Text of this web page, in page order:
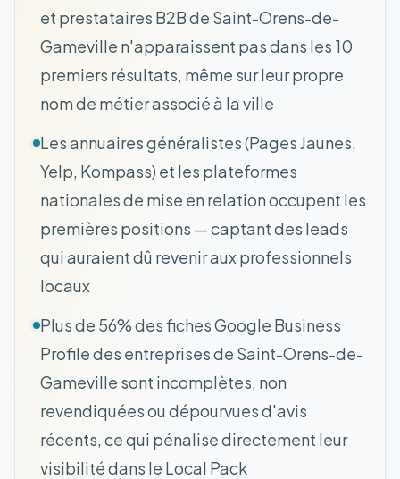
et prestataires B2B de Saint-Orens-de-
Gameville n'apparaissent pas dans les 10
premiers résultats, même sur leur propre
nom de métier associé à la ville
Les annuaires généralistes (Pages Jaunes,
Yelp, Kompass) et les plateformes
nationales de mise en relation occupent les
premières positions — captant des leads
qui auraient dû revenir aux professionnels
locaux
Plus de 56% des fiches Google Business
Profile des entreprises de Saint-Orens-de-
Gameville sont incomplètes, non
revendiquées ou dépourvues d'avis
récents, ce qui pénalise directement leur
visibilité dans le Local Pack